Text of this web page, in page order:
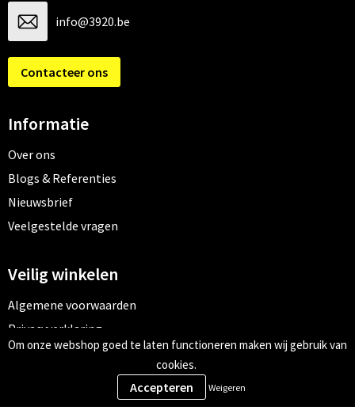
info@3920.be
Contacteer ons
Informatie
Over ons
Blogs & Referenties
Nieuwsbrief
Veelgestelde vragen
Veilig winkelen
Algemene voorwaarden
Privacyverklaring
Cookiebeleid
Om onze webshop goed te laten functioneren maken wij gebruik van
cookies.
Weigeren